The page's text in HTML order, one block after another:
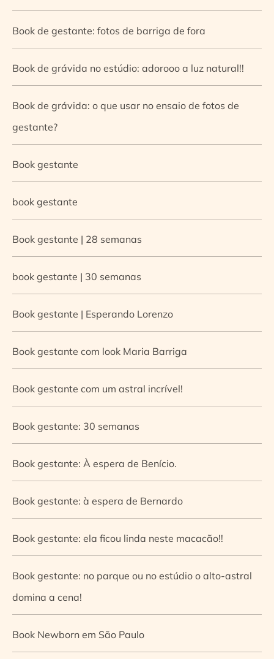
Book de gestante: fotos de barriga de fora
Book de grávida no estúdio: adorooo a luz natural!!
Book de grávida: o que usar no ensaio de fotos de
gestante?
Book gestante
book gestante
Book gestante | 28 semanas
book gestante | 30 semanas
Book gestante | Esperando Lorenzo
Book gestante com look Maria Barriga
Book gestante com um astral incrível!
Book gestante: 30 semanas
Book gestante: À espera de Benício.
Book gestante: à espera de Bernardo
Book gestante: ela ficou linda neste macacão!!
Book gestante: no parque ou no estúdio o alto-astral
domina a cena!
Book Newborn em São Paulo